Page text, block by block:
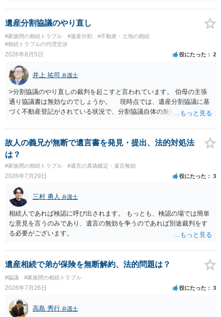
できない、という意味でした。
遺産分割協議のやり直し
#家族間の相続トラブル #遺産分割
#不動産・土地の相続
#相続トラブルの代理交渉
2026年8月5日 役にたった 2
井上 祐司 弁護士
>分割協議のやり直しの裁判を起こすと言われています。 伯母の主張
通り協議書は無効なのでしょうか。 現時点では、遺産分割協議に基
づく不動産登記がされている状況で、分割協議自体の無効を裁判所が
方の訴訟の主張及び立証次第ですが、 ・御祖母様の認知能力に関する
医師の意見書、筆跡鑑定 が提出されればその効力が否定される可能性
はありますが、 ・伯母様自身が分割協議に加わっていること ・御祖母
様の意に反する遺産分割協議を行う実益が誰にあったかの立証が困難
であること からすると、実際に遺産分割協議の効力が否定される可能
性はそれほど高くない（立証のハードルは非常に高い）ということが
言えると思います。
故人の義兄が無断で遺言書を発見・提出、法的対処法
は？
#家族間の相続トラブル #遺言の真偽鑑定・遺言無効
2026年7月29日 役にたった 3
三村 勇人 弁護士
相続人であれば検認に呼び出されます。 もっとも、検認の場では簡単
な意見を言うのみであり、遺言の無効を争うのであれば別途裁判をす
る必要がございます。
遺産相続で弟が保険を無断解約、法的問題は？
#協議 #家族間の相続トラブル
2026年7月26日 役にたった 3
高島 秀行 弁護士